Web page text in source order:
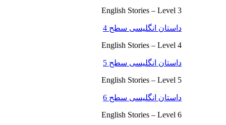
English Stories – Level 3
داستان انگلیسی سطح 4
English Stories – Level 4
داستان انگلیسی سطح 5
English Stories – Level 5
داستان انگلیسی سطح 6
English Stories – Level 6